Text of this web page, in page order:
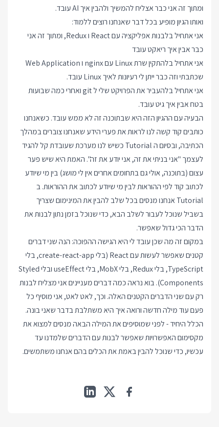
ומתוך זה אני כבר אצליח להמשיך ולהבין איך AI עובד.
ואותו הגיון מופיע בכל דבר שאנחנו רוצים ללמוד:
אני אתחיל בלבנות אפליקציה עם React ו Redux, ומתוך זה אני
כבר אבין איך ריאקט עובד
אני אתחיל בלהתקין שרת Linux עם nginx ו Web Application
שכתבתי וזה כבר ייתן לי רעיונות לאיך Linux עובד.
אני אתחיל בלהעביר את הפרויקט שלי ל git ואחרי כמה שבועות
בטח אבין איך גיט עובד.
הבעיה עם ההגיון הזה היא שבתוכנה זה לא ממש עובד. כשאנחנו
כותבים קוד קשה לנו לראות את פערי הידע שאנחנו צוברים במהלך
הכתיבה, ובסיום ה Tutorial כשיש לנו מערכת שעובדת קל להגיד
לעצמך "אני בניתי את זה, אני יודע את זה". האמת היא שיש פער
עצום (בתוכנה, אולי גם בתחומים אחרים אין לי מושג) בין מי שיודע
לכתוב קוד לפי ההוראות לבין מי שיודע לכתוב את ההוראות. ב
Tutorial אנחנו מנסים בכל שלב להבין את המינימום שצריך
בשביל שנוכל לעבור לשלב הבא, כדי שנוכל בזמן נתון לבנות את
הדבר הכי גדול שאפשר.
במקום זה מה שכן עובד לי היא הגישה ההפוכה: הנה שני דברים
קטנים שאפשר לעשות עם React (בלי create-react-app, בלי
TypeScript, בלי Redux, בלי MobX, בלי useEffect ובלי Styled
Components). בוא נראה כמה דברים מעניינים אני מצליח לבנות
רק עם שני הדברים הקטנים האלה. וכך, לאט לאט, אני מוסיף כל
פעם עוד מילה חדשה ורואה איך היא משתלבת בדבר שאני בונה.
הכלל היחיד - לפני שמוסיפים את המילה הבאה מנסים למצוא את
מקסימום האפשרויות שאפשר לבנות עם הדברים שלמדנו עד
עכשיו, כדי שנוכל להבין באמת את הכלים בהם אנחנו משתמשים.